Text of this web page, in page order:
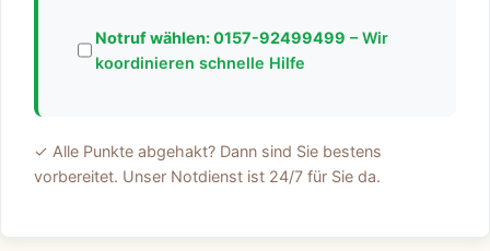
Notruf wählen:0157-92499499 – Wir
koordinieren schnelle Hilfe
✓ Alle Punkte abgehakt? Dann sind Sie bestens
vorbereitet. Unser Notdienst ist 24/7 für Sie da.